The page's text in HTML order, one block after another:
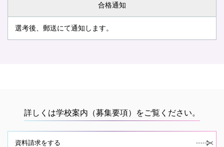
合格通知
選考後、郵送にて通知します。
詳しくは学校案内（募集要項）をご覧ください。
資料請求をする